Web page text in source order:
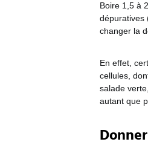
Boire 1,5 à
dépuratives
changer la
En effet,
cellules,
salade
autant que